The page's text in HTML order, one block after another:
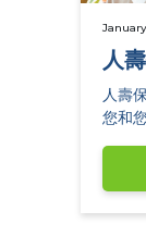
人
人壽
您和